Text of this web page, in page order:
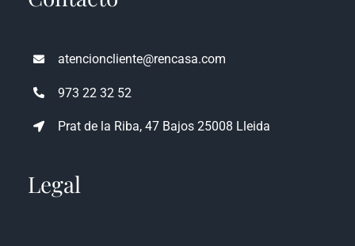
atencioncliente@rencasa.com
973 22 32 52